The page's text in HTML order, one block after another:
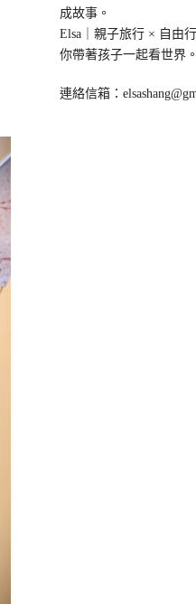
成故事。
Elsa｜親子旅行 × 自由
你帶著孩子一起看世界
連絡信箱：